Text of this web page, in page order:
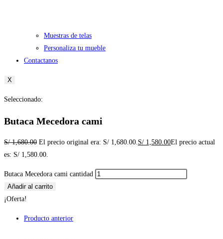
Muestras de telas
Personaliza tu mueble
Contactanos
X
Seleccionado:
Butaca Mecedora cami
S/1,680.00 El precio original era: S/ 1,680.00.S/ 1,580.00El precio actual
es: S/ 1,580.00.
Butaca Mecedora cami cantidad
Añadir al carrito
¡Oferta!
Producto anterior